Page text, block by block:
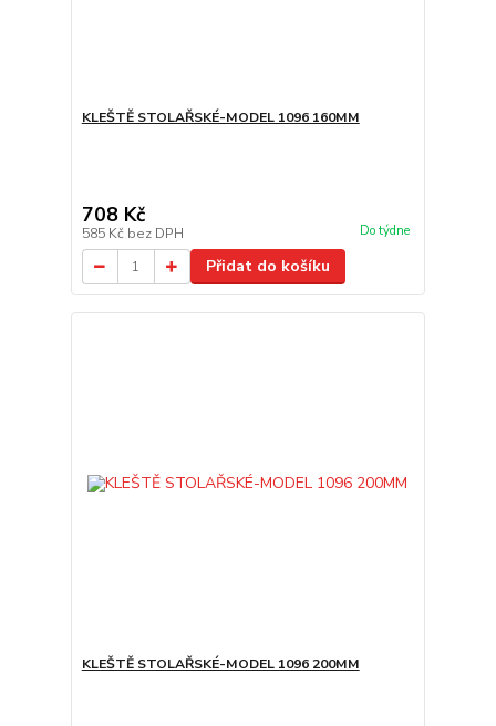
KLEŠTĚ STOLAŘSKÉ-MODEL 1096 160MM
708 Kč
585 Kč bez DPH Do týdne
Přidat do košíku
KLEŠTĚ STOLAŘSKÉ-MODEL 1096 200MM